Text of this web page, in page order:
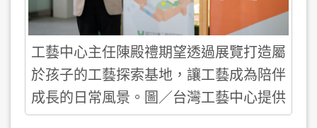
工藝中心主任陳殿禮期望透過展覽打造屬
於孩子的工藝探索基地，讓工藝成為陪伴
成長的日常風景。圖／台灣工藝中心提供